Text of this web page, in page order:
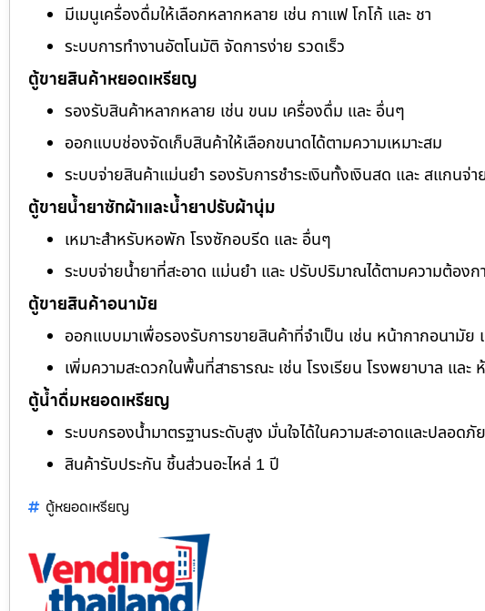
มีเมนูเครื่องดื่มให้เลือกหลากหลาย เช่น กาแฟ โกโก้ และ ชา
ระบบการทำงานอัตโนมัติ จัดการง่าย รวดเร็ว
ตู้ขายสินค้าหยอดเหรียญ
รองรับสินค้าหลากหลาย เช่น ขนม เครื่องดื่ม และ อื่นๆ
ออกแบบช่องจัดเก็บสินค้าให้เลือกขนาดได้ตามความเหมาะสม
ระบบจ่ายสินค้าแม่นยำ รองรับการชำระเงินทั้งเงินสด และ สแกนจ่า
ตู้ขายน้ำยาซักผ้าและน้ำยาปรับผ้านุ่ม
เหมาะสำหรับหอพัก โรงซักอบรีด และ อื่นๆ
ระบบจ่ายน้ำยาที่สะอาด แม่นยำ และ ปรับปริมาณได้ตามความต้องก
ตู้ขายสินค้าอนามัย
ออกแบบมาเพื่อรองรับการขายสินค้าที่จำเป็น เช่น หน้ากากอนามั
เพิ่มความสะดวกในพื้นที่สาธารณะ เช่น โรงเรียน โรงพยาบาล และ
ตู้น้ำดื่มหยอดเหรียญ
ระบบกรองน้ำมาตรฐานระดับสูง มั่นใจได้ในความสะอาดและปลอดภัย
สินค้ารับประกัน ชิ้นส่วนอะไหล่ 1 ปี
ตู้หยอดเหรียญ